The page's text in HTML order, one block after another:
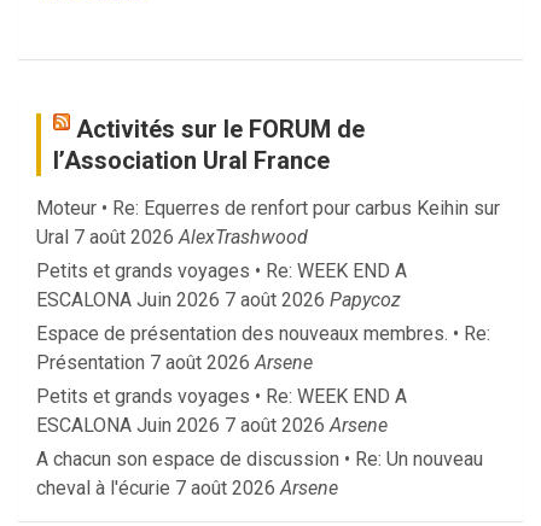
Activités sur le FORUM de
l’Association Ural France
Moteur • Re: Equerres de renfort pour carbus Keihin sur
Ural 7 août 2026 AlexTrashwood
Petits et grands voyages • Re: WEEK END A
ESCALONA Juin 2026 7 août 2026 Papycoz
Espace de présentation des nouveaux membres. • Re:
Présentation 7 août 2026 Arsene
Petits et grands voyages • Re: WEEK END A
ESCALONA Juin 2026 7 août 2026 Arsene
A chacun son espace de discussion • Re: Un nouveau
cheval à l'écurie 7 août 2026 Arsene